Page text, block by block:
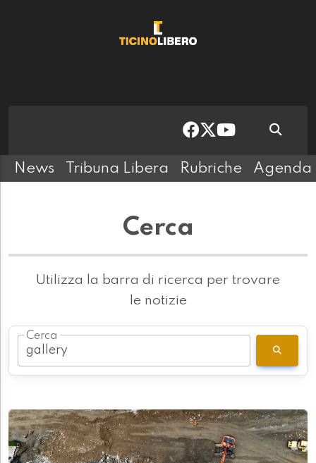
News Tribuna Libera Rubriche Agenda
Cerca
Utilizza la barra di ricerca per trovare
le notizie
Cerca